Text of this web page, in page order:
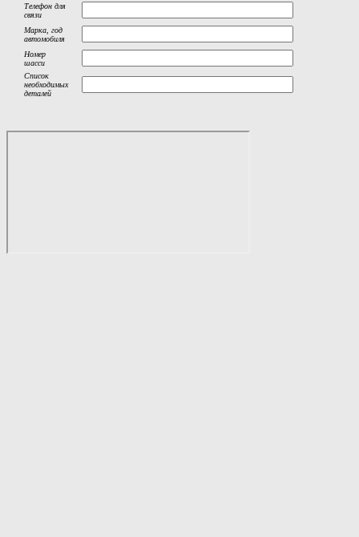
Телефон для
связи
Марка, год
автомобиля
Номер
шасси
Список
необходимых
деталей